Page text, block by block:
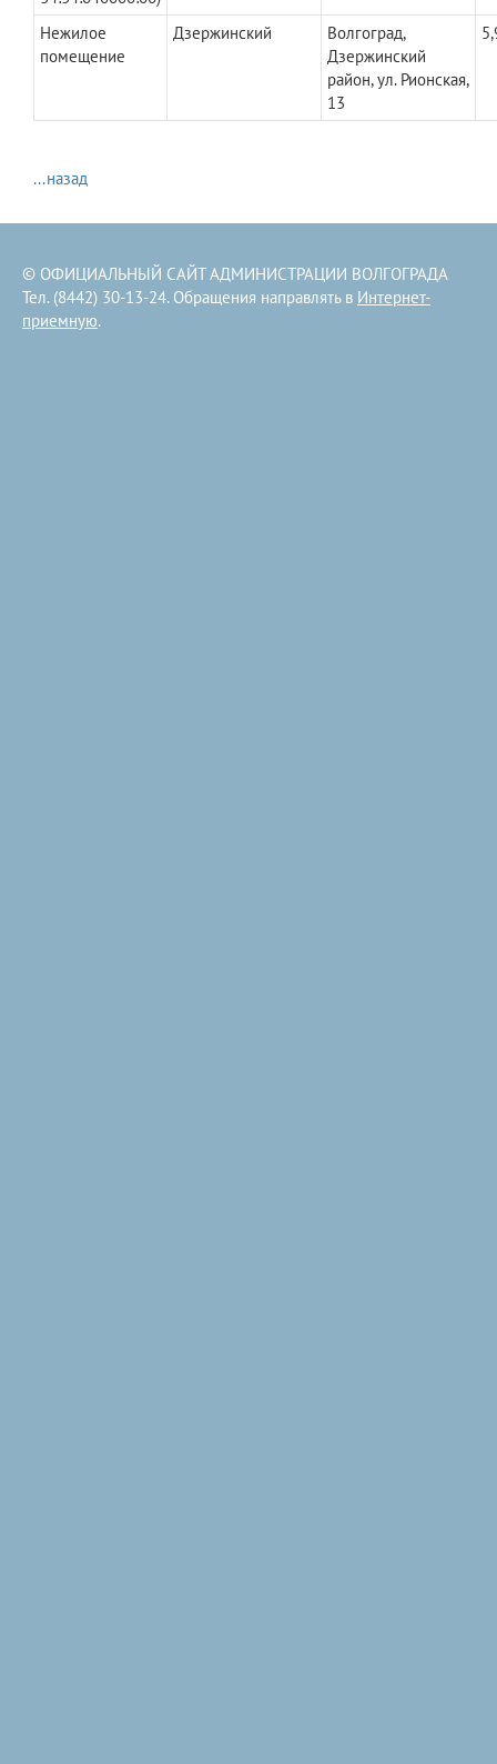
Нежилое
помещение
Дзержинский
Волгоград,
Дзержинский
район, ул. Рионская,
13
...назад
© ОФИЦИАЛЬНЫЙ САЙТ АДМИНИСТРАЦИИ ВОЛГОГРАДА
Тел. (8442) 30-13-24. Обращения направлять в Интернет-
приемную.